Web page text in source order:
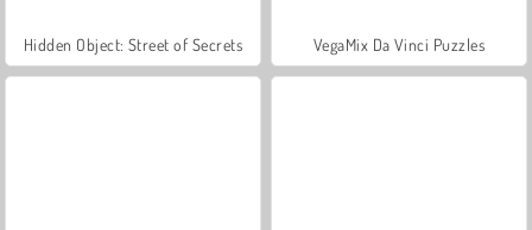
Hidden Object: Street of Secrets VegaMix Da Vinci Puzzles